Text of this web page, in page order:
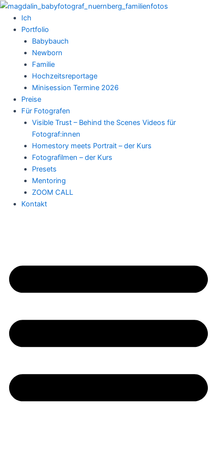
Zum
Inhalt
springen
Ich
Portfolio
Babybauch
Newborn
Familie
Hochzeitsreportage
Minisession Termine 2026
Preise
Für Fotografen
Visible Trust – Behind the Scenes Videos für
Fotograf:innen
Homestory meets Portrait – der Kurs
Fotografilmen – der Kurs
Presets
Mentoring
ZOOM CALL
Kontakt